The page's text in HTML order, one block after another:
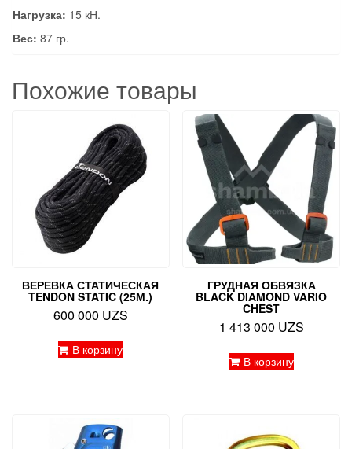
Нагрузка: 15 кН.
Вес: 87 гр.
Похожие товары
ВЕРЕВКА СТАТИЧЕСКАЯ
TENDON STATIC (25М.)
600 000 UZS
В корзину
ГРУДНАЯ ОБВЯЗКА
BLACK DIAMOND VARIO
CHEST
1 413 000 UZS
В корзину